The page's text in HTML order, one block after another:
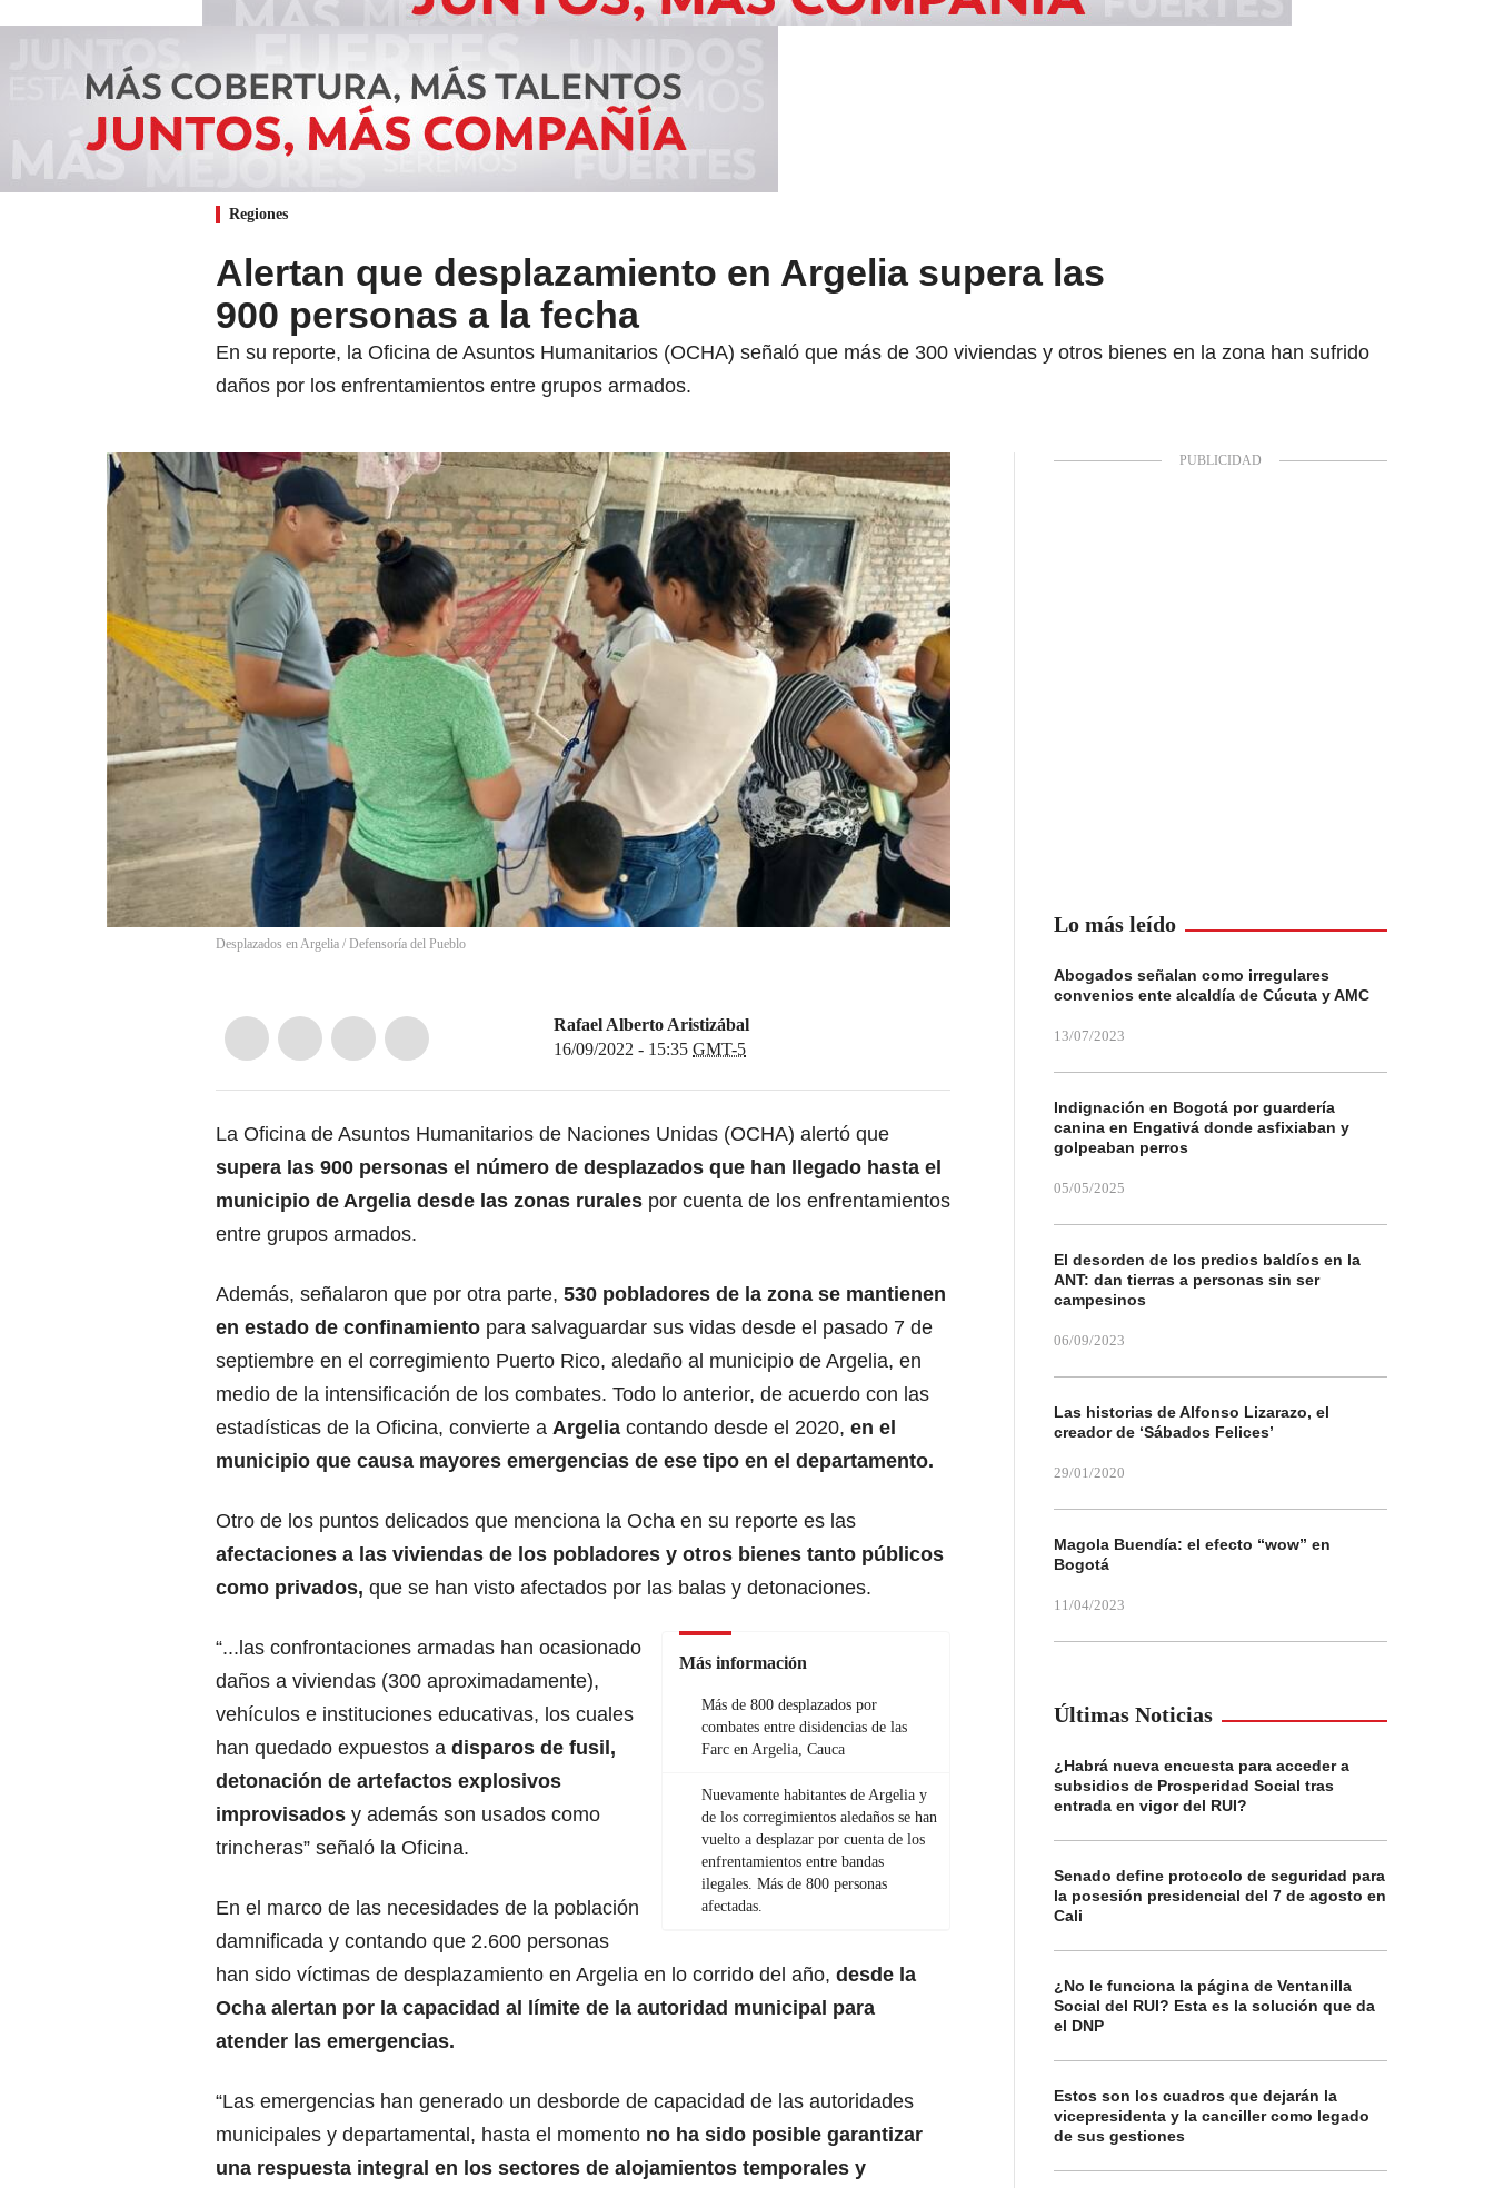
Regiones
Alertan que desplazamiento en Argelia supera las
900 personas a la fecha
En su reporte, la Oficina de Asuntos Humanitarios (OCHA) señaló que más de 300 viviendas y otros bienes en la zona han sufrido
daños por los enfrentamientos entre grupos armados.
Desplazados en Argelia / Defensoría del Pueblo
Rafael Alberto Aristizábal
16/09/2022 - 15:35 GMT-5
La Oficina de Asuntos Humanitarios de Naciones Unidas (OCHA) alertó que
supera las 900 personas el número de desplazados que han llegado hasta el
municipio de Argelia desde las zonas rurales por cuenta de los enfrentamientos
entre grupos armados.
Además, señalaron que por otra parte, 530 pobladores de la zona se mantienen
en estado de confinamiento para salvaguardar sus vidas desde el pasado 7 de
septiembre en el corregimiento Puerto Rico, aledaño al municipio de Argelia, en
medio de la intensificación de los combates. Todo lo anterior, de acuerdo con las
estadísticas de la Oficina, convierte a Argelia contando desde el 2020, en el
municipio que causa mayores emergencias de ese tipo en el departamento.
Otro de los puntos delicados que menciona la Ocha en su reporte es las
afectaciones a las viviendas de los pobladores y otros bienes tanto públicos
como privados, que se han visto afectados por las balas y detonaciones.
Más información
Más de 800 desplazados por
combates entre disidencias de las
Farc en Argelia, Cauca
Nuevamente habitantes de Argelia y
de los corregimientos aledaños se han
vuelto a desplazar por cuenta de los
enfrentamientos entre bandas
ilegales. Más de 800 personas
afectadas.
“...las confrontaciones armadas han ocasionado
daños a viviendas (300 aproximadamente),
vehículos e instituciones educativas, los cuales
han quedado expuestos a disparos de fusil,
detonación de artefactos explosivos
improvisados y además son usados como
trincheras” señaló la Oficina.
En el marco de las necesidades de la población
damnificada y contando que 2.600 personas
han sido víctimas de desplazamiento en Argelia en lo corrido del año, desde la
Ocha alertan por la capacidad al límite de la autoridad municipal para
atender las emergencias.
“Las emergencias han generado un desborde de capacidad de las autoridades
municipales y departamental, hasta el momento no ha sido posible garantizar
una respuesta integral en los sectores de alojamientos temporales y
Lo más leído
Abogados señalan como irregulares
convenios ente alcaldía de Cúcuta y AMC
13/07/2023
Indignación en Bogotá por guardería
canina en Engativá donde asfixiaban y
golpeaban perros
05/05/2025
El desorden de los predios baldíos en la
ANT: dan tierras a personas sin ser
campesinos
06/09/2023
Las historias de Alfonso Lizarazo, el
creador de ‘Sábados Felices’
29/01/2020
Magola Buendía: el efecto “wow” en
Bogotá
11/04/2023
Últimas Noticias
¿Habrá nueva encuesta para acceder a
subsidios de Prosperidad Social tras
entrada en vigor del RUI?
Senado define protocolo de seguridad para
la posesión presidencial del 7 de agosto en
Cali
¿No le funciona la página de Ventanilla
Social del RUI? Esta es la solución que da
el DNP
Estos son los cuadros que dejarán la
vicepresidenta y la canciller como legado
de sus gestiones